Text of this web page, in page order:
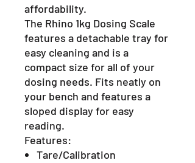
affordability.
The Rhino 1kg Dosing Scale
features a detachable tray for
easy cleaning and is a
compact size for all of your
dosing needs. Fits neatly on
your bench and features a
sloped display for easy
reading.
Features:
Tare/Calibration